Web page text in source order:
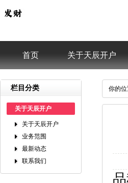
首页 关于天辰开户
栏目分类
关于天辰开户
关于天辰开户
业务范围
最新动态
联系我们
你的位